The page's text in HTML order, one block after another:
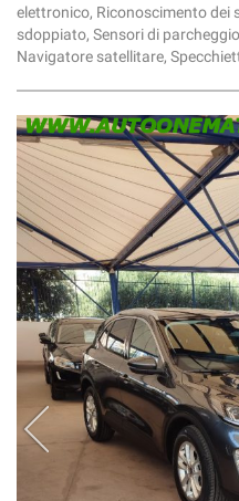
elettronico, Riconoscimento dei
sdoppiato, Sensori di
Navigatore satellitare,